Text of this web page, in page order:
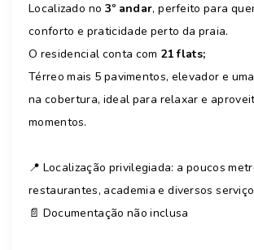
Localizado no 3º andar, perfeito para
conforto e praticidade perto da praia.
O residencial conta com 21 flats;
Térreo mais 5 pavimentos, elevador e
na cobertura, ideal para relaxar e
momentos.
📍 Localização privilegiada: a poucos
restaurantes, academia e diversos
📄 Documentação não inclusa